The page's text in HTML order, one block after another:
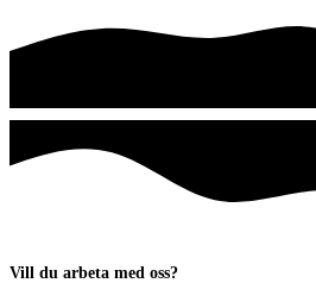
Vill du arbeta med oss?